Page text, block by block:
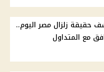
حقيقة زلزال مصر اليوم..
مع المتداول